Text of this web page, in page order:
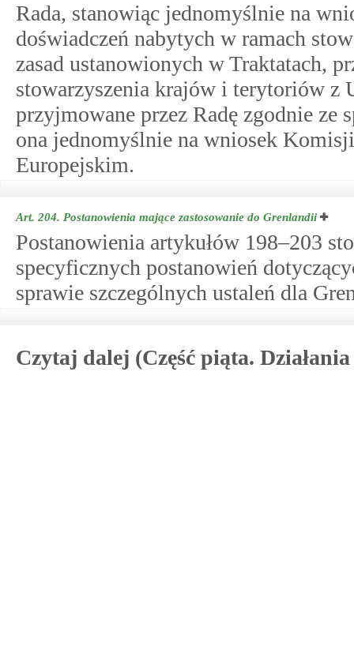
Rada, stanowiąc jednomyślnie na
doświadczeń nabytych w ramach
zasad ustanowionych w Traktatach,
stowarzyszenia krajów i terytoriów z
przyjmowane przez Radę zgodnie ze
ona jednomyślnie na wniosek
Europejskim.
Art. 204. Postanowienia mające zastosowanie do Grenlandii
Postanowienia artykułów 198–203
specyficznych postanowień
sprawie szczególnych ustaleń dla
Czytaj dalej (Część piąta.